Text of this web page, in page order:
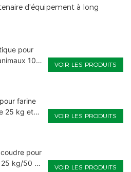
d'équipement à long
pour
10-
VOIR LES PRODUITS
farine
25 kg et
VOIR LES PRODUITS
pour
kg/50 kg
VOIR LES PRODUITS